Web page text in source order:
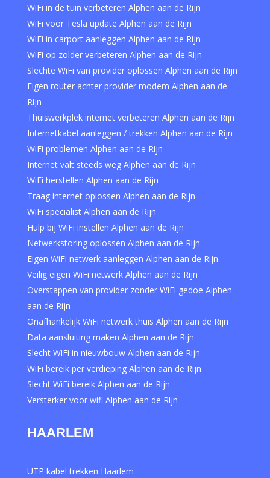
WiFi in de tuin verbeteren Alphen aan de Rijn
WiFi voor Tesla update Alphen aan de Rijn
WiFi in carport aanleggen Alphen aan de Rijn
WiFi op zolder verbeteren Alphen aan de Rijn
Slechte WiFi van provider oplossen Alphen aan de Rijn
Eigen router achter provider modem Alphen aan de
Rijn
Thuiswerkplek internet verbeteren Alphen aan de Rijn
Internetkabel aanleggen / trekken Alphen aan de Rijn
WiFi problemen Alphen aan de Rijn
Internet valt steeds weg Alphen aan de Rijn
WiFi herstellen Alphen aan de Rijn
Traag internet oplossen Alphen aan de Rijn
WiFi specialist Alphen aan de Rijn
Hulp bij WiFi instellen Alphen aan de Rijn
Netwerkstoring oplossen Alphen aan de Rijn
Eigen WiFi netwerk aanleggen Alphen aan de Rijn
Veilig eigen WiFi netwerk Alphen aan de Rijn
Overstappen van provider zonder WiFi gedoe Alphen
aan de Rijn
Onafhankelijk WiFi netwerk thuis Alphen aan de Rijn
Data aansluiting maken Alphen aan de Rijn
Slecht WiFi in nieuwbouw Alphen aan de Rijn
WiFi bereik per verdieping Alphen aan de Rijn
Slecht WiFi bereik Alphen aan de Rijn
Versterker voor wifi Alphen aan de Rijn
HAARLEM
UTP kabel trekken Haarlem